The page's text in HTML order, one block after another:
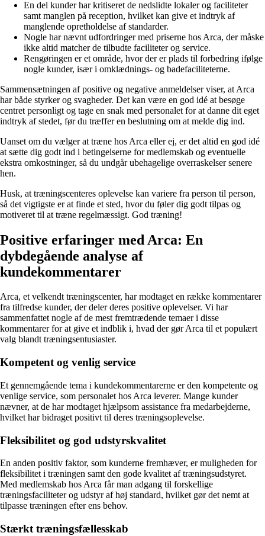
En del kunder har kritiseret de nedslidte lokaler og faciliteter
samt manglen på reception, hvilket kan give et indtryk af
manglende opretholdelse af standarder.
Nogle har nævnt udfordringer med priserne hos Arca, der måske
ikke altid matcher de tilbudte faciliteter og service.
Rengøringen er et område, hvor der er plads til forbedring ifølge
nogle kunder, især i omklædnings- og badefaciliteterne.
Sammensætningen af positive og negative anmeldelser viser, at Arca
har både styrker og svagheder. Det kan være en god idé at besøge
centret personligt og tage en snak med personalet for at danne dit eget
indtryk af stedet, før du træffer en beslutning om at melde dig ind.
Uanset om du vælger at træne hos Arca eller ej, er det altid en god idé
at sætte dig godt ind i betingelserne for medlemskab og eventuelle
ekstra omkostninger, så du undgår ubehagelige overraskelser senere
hen.
Husk, at træningscenteres oplevelse kan variere fra person til person,
så det vigtigste er at finde et sted, hvor du føler dig godt tilpas og
motiveret til at træne regelmæssigt. God træning!
Positive erfaringer med Arca: En
dybdegående analyse af
kundekommentarer
Arca, et velkendt træningscenter, har modtaget en række kommentarer
fra tilfredse kunder, der deler deres positive oplevelser. Vi har
sammenfattet nogle af de mest fremtrædende temaer i disse
kommentarer for at give et indblik i, hvad der gør Arca til et populært
valg blandt træningsentusiaster.
Kompetent og venlig service
Et gennemgående tema i kundekommentarerne er den kompetente og
venlige service, som personalet hos Arca leverer. Mange kunder
nævner, at de har modtaget hjælpsom assistance fra medarbejderne,
hvilket har bidraget positivt til deres træningsoplevelse.
Fleksibilitet og god udstyrskvalitet
En anden positiv faktor, som kunderne fremhæver, er muligheden for
fleksibilitet i træningen samt den gode kvalitet af træningsudstyret.
Med medlemskab hos Arca får man adgang til forskellige
træningsfaciliteter og udstyr af høj standard, hvilket gør det nemt at
tilpasse træningen efter ens behov.
Stærkt træningsfællesskab